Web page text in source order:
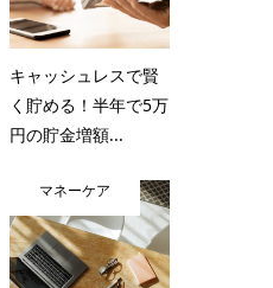
キャッシュレスで賢
く貯める！半年で5万
円の貯金増額...
マネーケア